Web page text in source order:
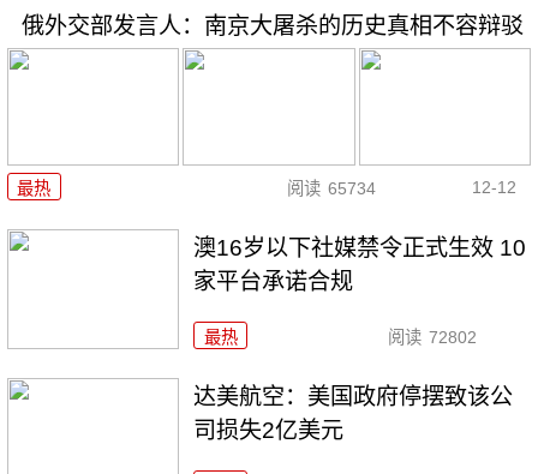
俄外交部发言人：南京大屠杀的历史真相不容辩驳
最热 阅读 65734 12-12
澳16岁以下社媒禁令正式生效 10
家平台承诺合规
最热 阅读 72802
达美航空：美国政府停摆致该公
司损失2亿美元